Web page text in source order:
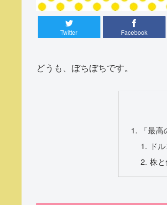
Twitter Facebook
どうも、ぼちぼちです。
「最高
ド
株